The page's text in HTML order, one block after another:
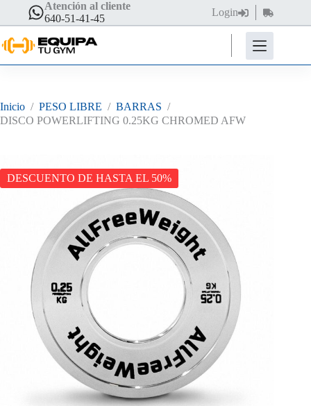
contenido
Atención al cliente
640-51-41-45
Login
Carro
de
compra
Inicio / PESO LIBRE / BARRAS /
DISCO POWERLIFTING 0.25KG CHROMED AFW
DESCUENTO DE HASTA EL 50%